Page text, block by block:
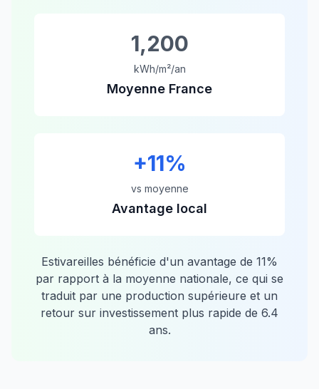
1,200
kWh/m²/an
Moyenne France
+11%
vs moyenne
Avantage local
Estivareilles bénéficie d'un avantage de 11%
par rapport à la moyenne nationale, ce qui se
traduit par une production supérieure et un
retour sur investissement plus rapide de 6.4
ans.